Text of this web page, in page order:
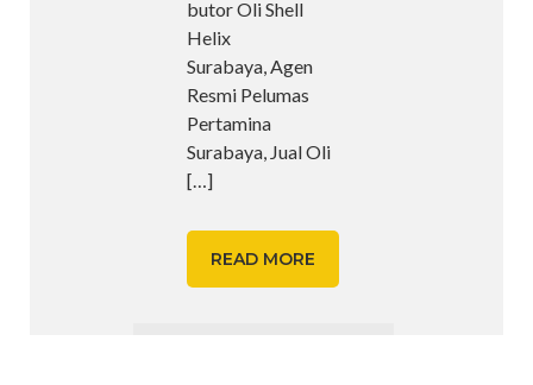
butor Oli Shell
Helix
Surabaya, Agen
Resmi Pelumas
Pertamina
Surabaya, Jual Oli
[…]
READ MORE